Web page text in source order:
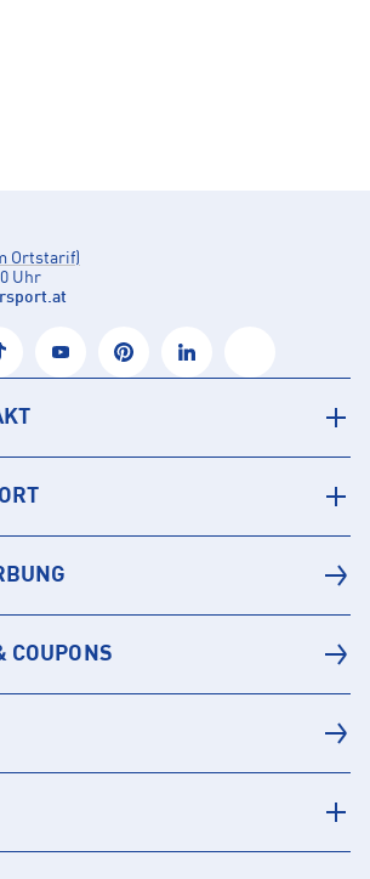
Ortstarif)
Uhr
COUPONS